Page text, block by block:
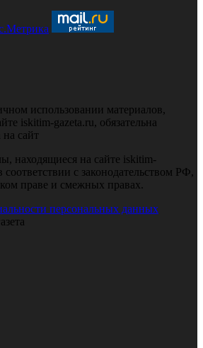
использовании материалов,
iskitim-gazeta.ru, обязательна
на сайт
находящиеся на сайте iskitim-
соответствии с законодательством РФ,
праве и смежных правах.
персональных данных